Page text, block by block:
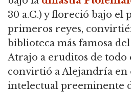
30 a.C.) y floreció bajo el
primeros reyes,
biblioteca más famosa
Atrajo a eruditos de
convirtió a Alejandría en
intelectual preeminente